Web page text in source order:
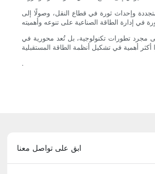
وإحداث ثورة في قطاع النقل، وصولًا إلى
مجرد تطورات تكنولوجية، بل تُعد محورية في
.
ابق على تواصل معنا